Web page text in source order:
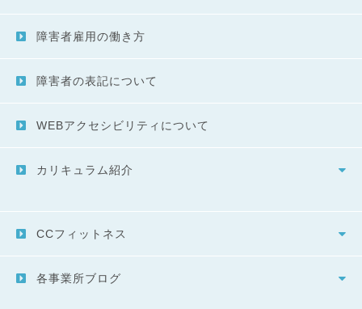
障害者雇用の働き方
障害者の表記について
WEBアクセシビリティについて
カリキュラム紹介
CCフィットネス
各事業所ブログ